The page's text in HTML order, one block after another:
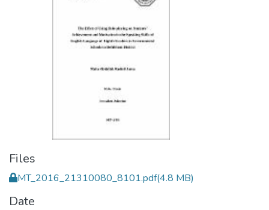
Files
MT_2016_21310080_8101.pdf(4.8 MB)
Date